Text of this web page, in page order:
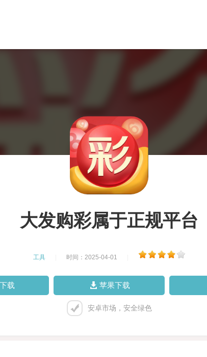
大发购彩属于正规平台
工具 时间：2025-04-01
载 苹果下载
安卓市场，安全绿色